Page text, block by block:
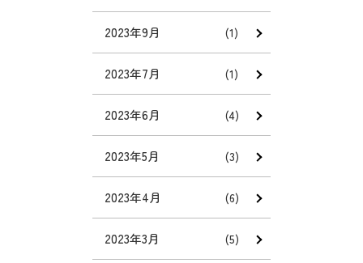
2023年9月 (1)
2023年7月 (1)
2023年6月 (4)
2023年5月 (3)
2023年4月 (6)
2023年3月 (5)